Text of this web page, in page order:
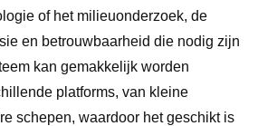
of het milieuonderzoek, de
en betrouwbaarheid die nodig zijn
kan gemakkelijk worden
platforms, van kleine
schepen, waardoor het geschikt is